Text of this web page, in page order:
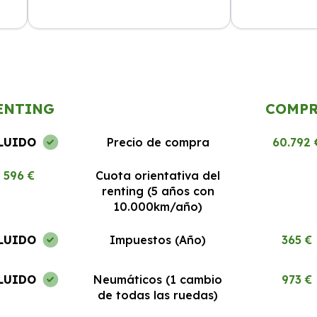
Precio de compra 60.792
596 €
Cuota orientativa del
renting (5 años con
10.000km/año)
Impuestos (Año) 365 €
Neumáticos (1 cambio
de todas las ruedas)
973 €